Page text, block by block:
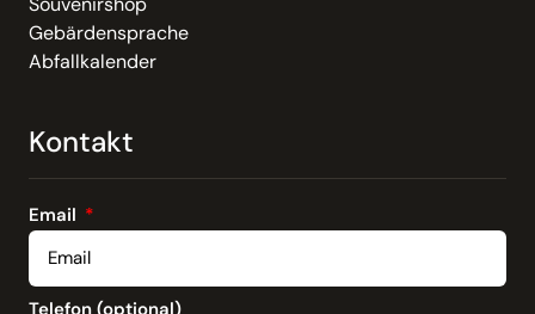
Gebärdensprache
Abfallkalender
Kontakt
Email
Telefon (optional)